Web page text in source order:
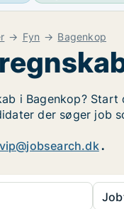
Fyn Bagenkop
i Bagenkop?
der søger job
vip@jobsearch.dk.